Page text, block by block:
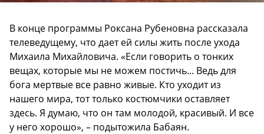
В конце программы Роксана Рубеновна рассказала
телеведущему, что дает ей силы жить после ухода
Михаила Михайловича. «Если говорить о тонких
вещах, которые мы не можем постичь... Ведь для
бога мертвые все равно живые. Кто уходит из
нашего мира, тот только костюмчики оставляет
здесь. Я думаю, что он там молодой, красивый. И все
у него хорошо», – подытожила Бабаян.